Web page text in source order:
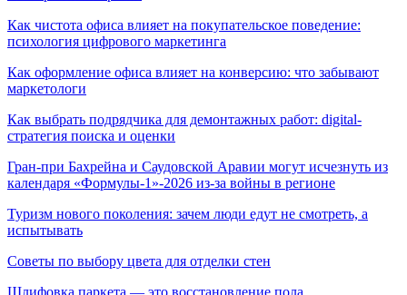
Как чистота офиса влияет на покупательское поведение:
психология цифрового маркетинга
Как оформление офиса влияет на конверсию: что забывают
маркетологи
Как выбрать подрядчика для демонтажных работ: digital-
стратегия поиска и оценки
Гран-при Бахрейна и Саудовской Аравии могут исчезнуть из
календаря «Формулы-1»-2026 из-за войны в регионе
Туризм нового поколения: зачем люди едут не смотреть, а
испытывать
Советы по выбору цвета для отделки стен
Шлифовка паркета — это восстановление пола